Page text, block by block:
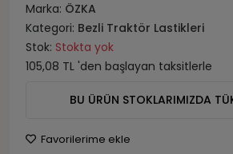
Marka: ÖZKA
Kategori: Bezli Traktör Lastikleri
Stok: Stokta yok
105,08 TL 'den başlayan taksitlerle
BU ÜRÜN STOKLARIMIZDA
Favorilerime ekle